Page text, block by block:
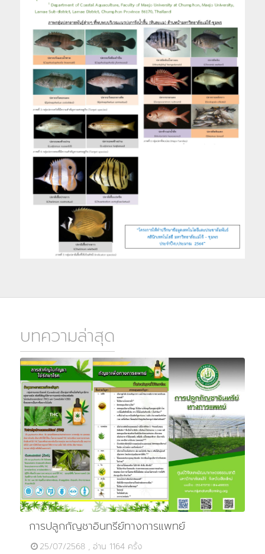
บทความล่าสุด
การปลูกกัญชาอินทรีย์ทางการแพทย์
25/07/2568 , อ่าน 1164 ครั้ง